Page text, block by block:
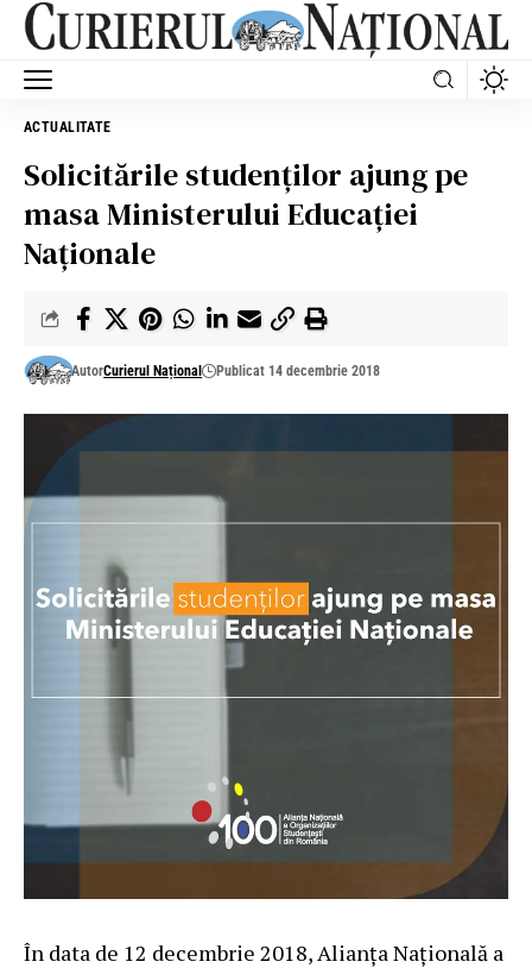
ACTUALITATE
Solicitările studenților ajung pe
masa Ministerului Educației
Naționale
AutorCurierul Național Publicat 14 decembrie 2018
În data de 12 decembrie 2018, Alianța Națională a